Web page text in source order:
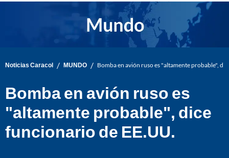
Noticias Caracol / MUNDO / Bomba en avión ruso es "altamente probable",
Bomba en avión ruso es
"altamente probable", dice
funcionario de EE.UU.